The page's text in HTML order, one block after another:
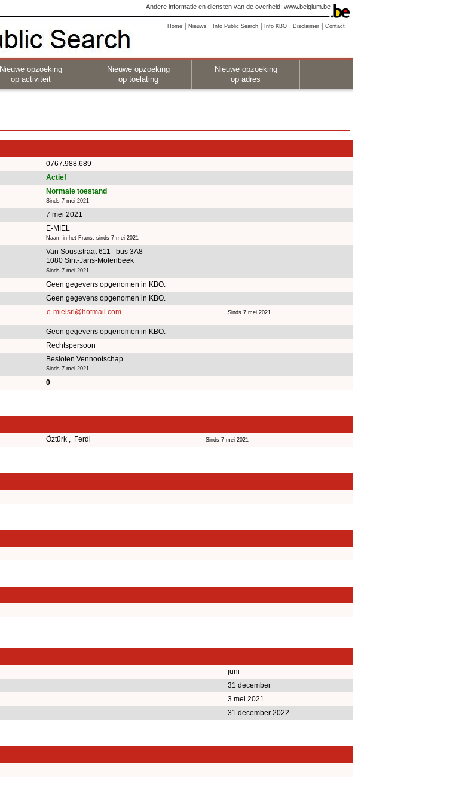
Andere informatie en diensten van de overheid: www.belgium.be
Home Nieuws Info Public Search Info KBO Disclaimer Contact
Nieuwe opzoeking
op activiteit
Nieuwe opzoeking
op toelating
Nieuwe opzoeking
op adres
0767.988.689
Actief
Normale toestand
Sinds 7 mei 2021
7 mei 2021
E-MIEL
Naam in het Frans, sinds 7 mei 2021
Van Souststraat 611 bus 3A8
1080 Sint-Jans-Molenbeek
Sinds 7 mei 2021
Geen gegevens opgenomen in KBO.
Geen gegevens opgenomen in KBO.
e-mielsrl@hotmail.com Sinds 7 mei 2021
Geen gegevens opgenomen in KBO.
Rechtspersoon
Besloten Vennootschap
Sinds 7 mei 2021
0
Öztürk , Ferdi Sinds 7 mei 2021
juni
31 december
3 mei 2021
31 december 2022